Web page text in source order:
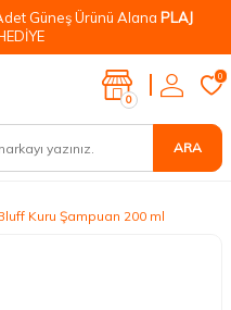
Güneş Ürünü Alana PLAJ
ARA
0
0
Kuru Şampuan 200 ml